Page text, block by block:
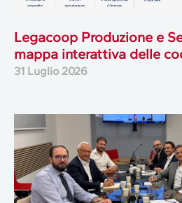
Legacoop Produzione e
mappa interattiva delle
31 Luglio 2026